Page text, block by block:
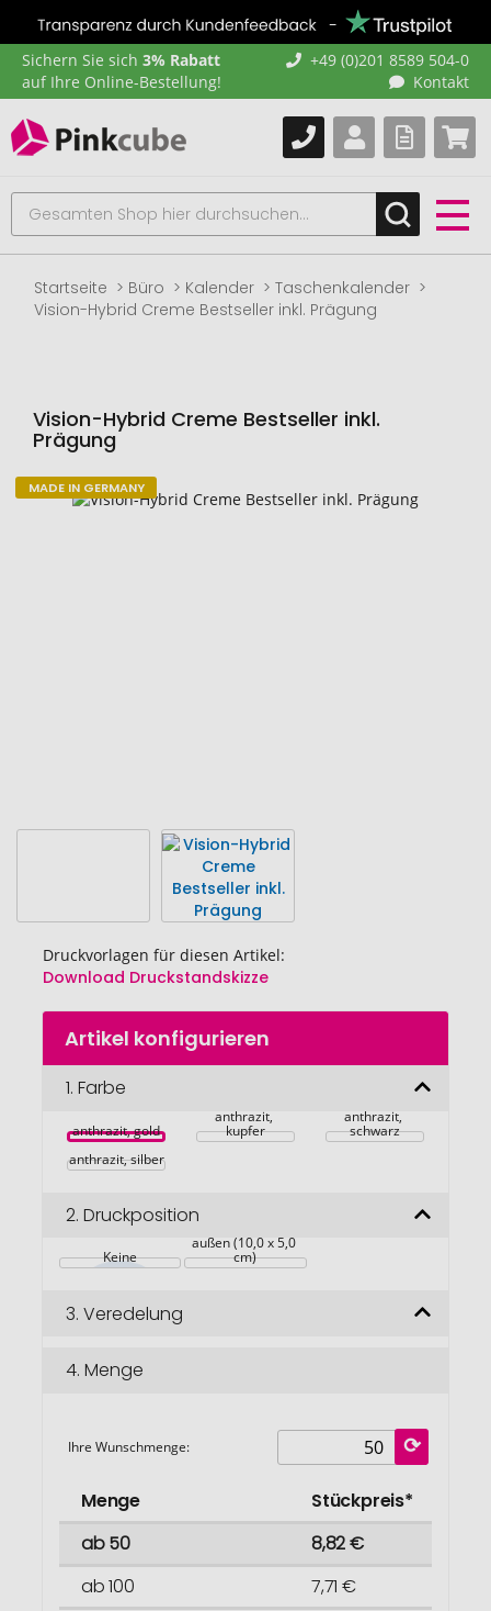
Sichern Sie sich 3% Rabatt
auf Ihre Online-Bestellung!
+49 (0)201 8589 504-0
Kontakt
Startseite Büro Kalender
Taschenkalender
Vision-Hybrid Creme Bestseller inkl. Prägung
Vision-Hybrid Creme Bestseller inkl.
Prägung
Zum
Druckvorlagen für diesen Artikel:
Download Druckstandskizze
Zum
Anfang
Bildgalerie
MADE IN GERMANY
Artikel konfigurieren
1. Farbe
anthrazit, gold
anthrazit,
kupfer
anthrazit,
schwarz
anthrazit, silber
2. Druckposition
Keine
außen (10,0 x 5,0
cm)
3. Veredelung
4. Menge
Ihre Wunschmenge:
Menge
Stückpreis*
ab 50
8,82 €
ab 100
7,71 €